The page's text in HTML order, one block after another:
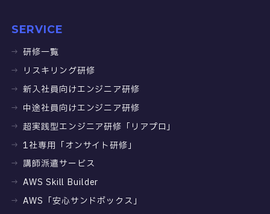
SERVICE
研修一覧
リスキリング研修
新入社員向けエンジニア研修
中途社員向けエンジニア研修
超実践型エンジニア研修「リアプロ」
1社専用「オンサイト研修」
講師派遣サービス
AWS Skill Builder
AWS「安心サンドボックス」